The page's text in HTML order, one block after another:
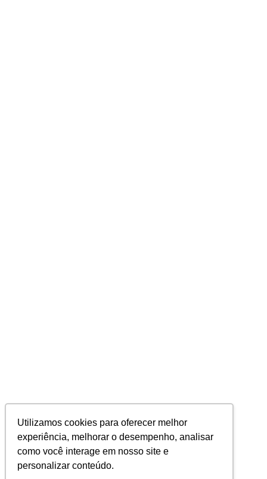
Utilizamos cookies para oferecer melhor
experiência, melhorar o desempenho, analisar
como você interage em nosso site e
personalizar conteúdo.